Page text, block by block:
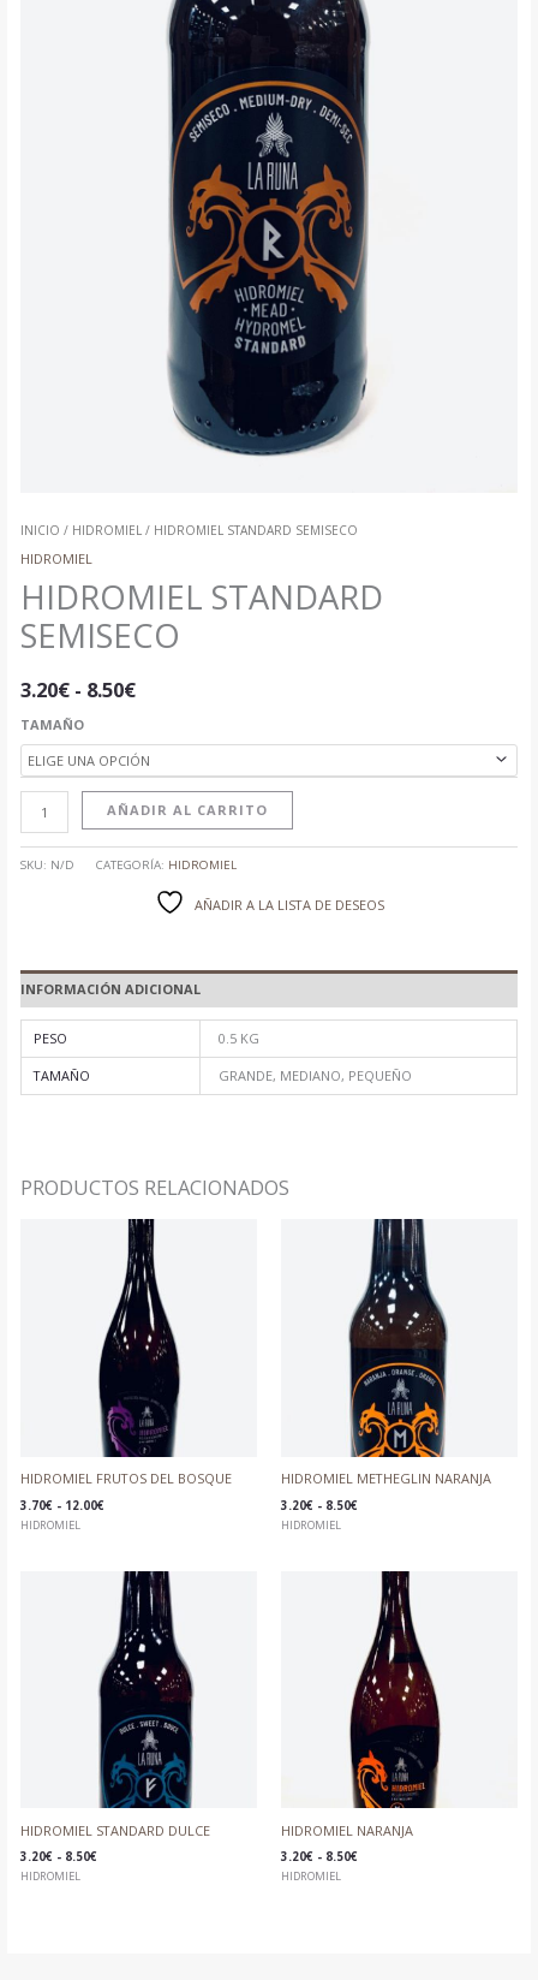
INICIO / HIDROMIEL/ HIDROMIEL STANDARD SEMISECO
HIDROMIEL
HIDROMIEL STANDARD
SEMISECO
3.20€ - 8.50€
TAMAÑO
AÑADIR AL CARRITO
SKU: N/D CATEGORÍA: HIDROMIEL
AÑADIR A LA LISTA DE DESEOS
INFORMACIÓN ADICIONAL
PESO 0.5 KG
TAMAÑO GRANDE, MEDIANO, PEQUEÑO
PRODUCTOS RELACIONADOS
HIDROMIEL FRUTOS DEL BOSQUE
3.70€ - 12.00€
RANGO
PRECIOS:
DESDE
3.70€
HASTA
12.00€
HIDROMIEL
HIDROMIEL METHEGLIN NARANJA
3.20€ - 8.50€
RANGO
DE
PRECIOS:
DESDE
3.20€
HASTA
8.50€
HIDROMIEL
HIDROMIEL STANDARD DULCE
3.20€ - 8.50€
RANGO
PRECIOS:
DESDE
3.20€
HASTA
8.50€
HIDROMIEL
HIDROMIEL NARANJA
3.20€ - 8.50€
RANGO
PRECIOS:
DESDE
3.20€
HASTA
8.50€
HIDROMIEL